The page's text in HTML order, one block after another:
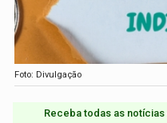
Foto: Divulgação
Receba todas as